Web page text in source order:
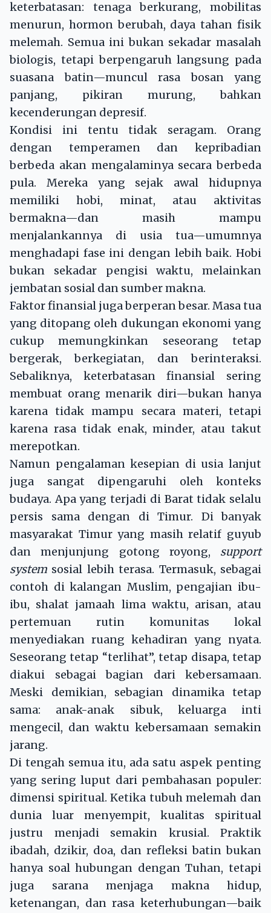
keterbatasan: tenaga berkurang, mobilitas
menurun, hormon berubah, daya tahan fisik
melemah. Semua ini bukan sekadar masalah
biologis, tetapi berpengaruh langsung pada
suasana batin—muncul rasa bosan yang
panjang, pikiran murung, bahkan
kecenderungan depresif.
Kondisi ini tentu tidak seragam. Orang
dengan temperamen dan kepribadian
berbeda akan mengalaminya secara berbeda
pula. Mereka yang sejak awal hidupnya
memiliki hobi, minat, atau aktivitas
bermakna—dan masih mampu
menjalankannya di usia tua—umumnya
menghadapi fase ini dengan lebih baik. Hobi
bukan sekadar pengisi waktu, melainkan
jembatan sosial dan sumber makna.
Faktor finansial juga berperan besar. Masa tua
yang ditopang oleh dukungan ekonomi yang
cukup memungkinkan seseorang tetap
bergerak, berkegiatan, dan berinteraksi.
Sebaliknya, keterbatasan finansial sering
membuat orang menarik diri—bukan hanya
karena tidak mampu secara materi, tetapi
karena rasa tidak enak, minder, atau takut
merepotkan.
Namun pengalaman kesepian di usia lanjut
juga sangat dipengaruhi oleh konteks
budaya. Apa yang terjadi di Barat tidak selalu
persis sama dengan di Timur. Di banyak
masyarakat Timur yang masih relatif guyub
dan menjunjung gotong royong, support
system sosial lebih terasa. Termasuk, sebagai
contoh di kalangan Muslim, pengajian ibu-
ibu, shalat jamaah lima waktu, arisan, atau
pertemuan rutin komunitas lokal
menyediakan ruang kehadiran yang nyata.
Seseorang tetap “terlihat”, tetap disapa, tetap
diakui sebagai bagian dari kebersamaan.
Meski demikian, sebagian dinamika tetap
sama: anak-anak sibuk, keluarga inti
mengecil, dan waktu kebersamaan semakin
jarang.
Di tengah semua itu, ada satu aspek penting
yang sering luput dari pembahasan populer:
dimensi spiritual. Ketika tubuh melemah dan
dunia luar menyempit, kualitas spiritual
justru menjadi semakin krusial. Praktik
ibadah, dzikir, doa, dan refleksi batin bukan
hanya soal hubungan dengan Tuhan, tetapi
juga sarana menjaga makna hidup,
ketenangan, dan rasa keterhubungan—baik